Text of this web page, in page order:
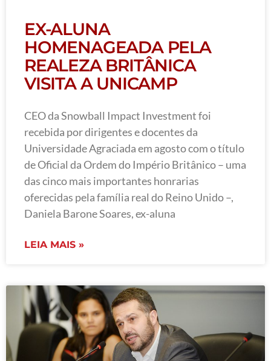
EX-ALUNA
HOMENAGEADA PELA
REALEZA BRITÂNICA
VISITA A UNICAMP
CEO da Snowball Impact Investment foi
recebida por dirigentes e docentes da
Universidade Agraciada em agosto com o título
de Oficial da Ordem do Império Britânico – uma
das cinco mais importantes honrarias
oferecidas pela família real do Reino Unido –,
Daniela Barone Soares, ex-aluna
LEIA MAIS »